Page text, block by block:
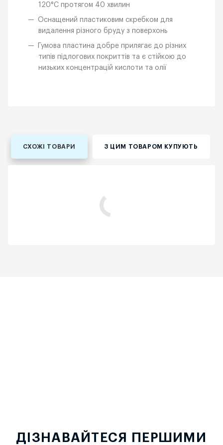
120°C протягом 40 хвилин
Оснащений пластиковим скребком для
видалення різного бруду з поверхонь
Гумова пластина добре прилягає до різних
типів підлогових покриттів та є стійкою до
низьких концентрацій кислоти та олії
СХОЖІ ТОВАРИ З ЦИМ ТОВАРОМ КУПУЮТЬ
ДІЗНАВАЙТЕСЯ ПЕРШИМИ